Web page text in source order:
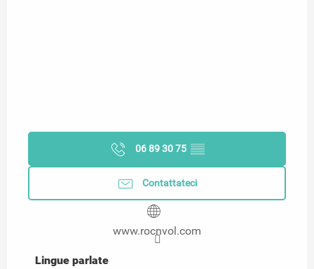
06 89 30 75 ▒▒
Contattateci
www.rocnvol.com
Lingue parlate
Lingue parlate